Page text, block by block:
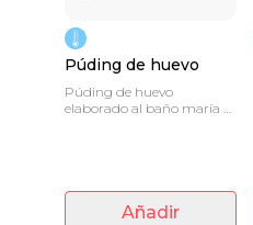
Púding de huevo
Púding de huevo
elaborado al baño maría y
Añadir